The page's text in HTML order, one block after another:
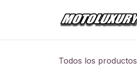
Todos los productos